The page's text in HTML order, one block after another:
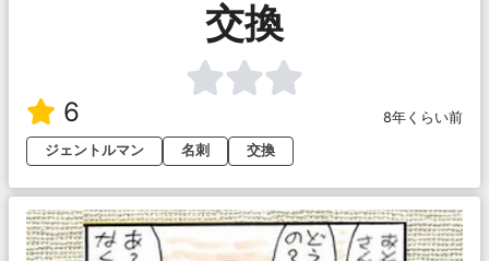
交換
6
8年くらい前
ジェントルマン
名刺 交換